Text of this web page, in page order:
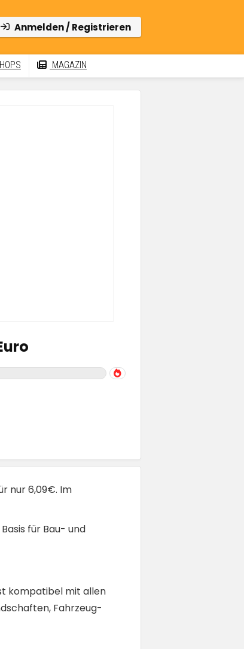
Anmelden / Registrieren
MAGAZIN
nur 6,09€. Im
für Bau- und
kompatibel mit allen
Fahrzeug-